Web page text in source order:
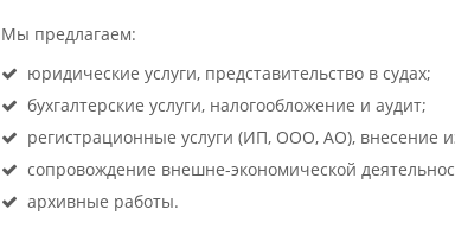
Мы предлагаем:
юридические услуги, представительство в судах;
бухгалтерские услуги, налогообложение и аудит;
регистрационные услуги (ИП, ООО, АО), внесение
сопровождение внешне-экономической
архивные работы.